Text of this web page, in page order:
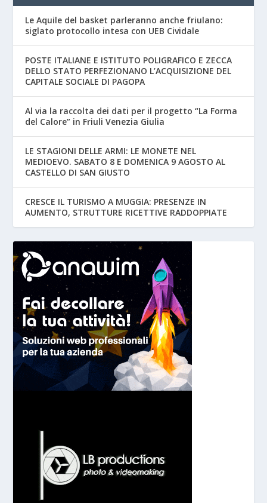
Le Aquile del basket parleranno anche friulano:
siglato protocollo intesa con UEB Cividale
POSTE ITALIANE E ISTITUTO POLIGRAFICO E ZECCA
DELLO STATO PERFEZIONANO L’ACQUISIZIONE DEL
CAPITALE SOCIALE DI PAGOPA
Al via la raccolta dei dati per il progetto “La Forma
del Calore” in Friuli Venezia Giulia
LE STAGIONI DELLE ARMI: LE MONETE NEL
MEDIOEVO. SABATO 8 E DOMENICA 9 AGOSTO AL
CASTELLO DI SAN GIUSTO
CRESCE IL TURISMO A MUGGIA: PRESENZE IN
AUMENTO, STRUTTURE RICETTIVE RADDOPPIATE